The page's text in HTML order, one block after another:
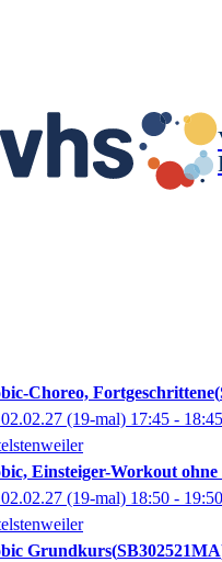
Choreo, Fortgeschrittene
(19-mal) 17:45 - 18:45
Einsteiger-Workout
(19-mal) 18:50 - 19:50
Grundkurs SB302521MA